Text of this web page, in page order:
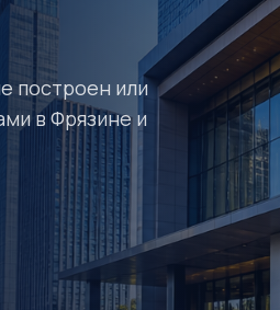
построен или
в Фрязине и